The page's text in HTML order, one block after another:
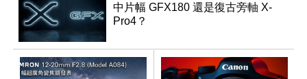
中片幅 GFX180 還是復古旁軸 X-
Pro4？